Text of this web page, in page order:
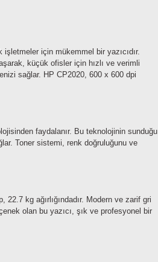
için mükemmel bir yazıcıdır.
küçük ofisler için hızlı ve verimli
sağlar. HP CP2020, 600 x 600 dpi
faydalanır. Bu teknolojinin sunduğu
Toner sistemi, renk doğruluğunu ve
kg ağırlığındadır. Modern ve zarif gri
olan bu yazıcı, şık ve profesyonel bir